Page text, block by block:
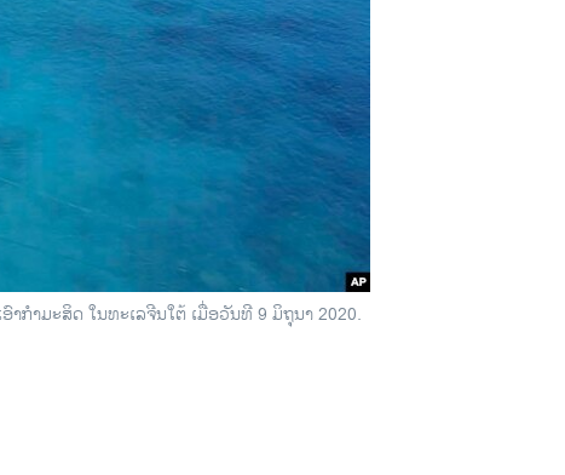
ກຳມະສິດ ໃນທະເລຈີນໃຕ້ ເມື່ອວັນທີ 9 ມິຖຸນາ 2020.